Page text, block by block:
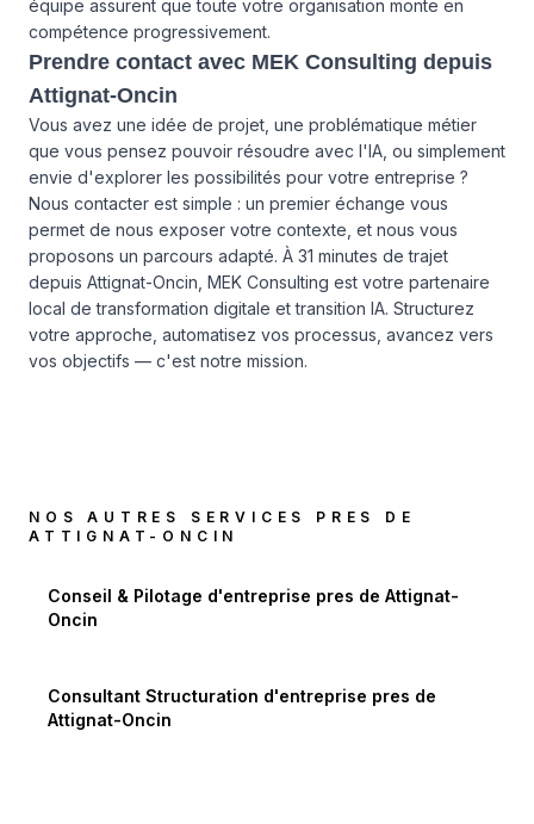
équipe assurent que toute votre organisation monte en
compétence progressivement.
Prendre contact avec MEK Consulting depuis
Attignat-Oncin
Vous avez une idée de projet, une problématique métier
que vous pensez pouvoir résoudre avec l'IA, ou simplement
envie d'explorer les possibilités pour votre entreprise ?
Nous contacter est simple : un premier échange vous
permet de nous exposer votre contexte, et nous vous
proposons un parcours adapté. À 31 minutes de trajet
depuis Attignat-Oncin, MEK Consulting est votre partenaire
local de transformation digitale et transition IA. Structurez
votre approche, automatisez vos processus, avancez vers
vos objectifs — c'est notre mission.
NOS AUTRES SERVICES PRES DE
ATTIGNAT-ONCIN
Conseil & Pilotage d'entreprise pres de Attignat-
Oncin
Consultant Structuration d'entreprise pres de
Attignat-Oncin